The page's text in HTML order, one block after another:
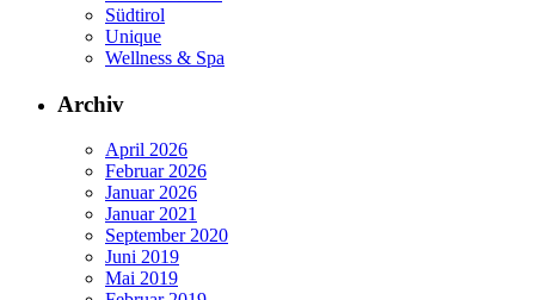
Südtirol
Unique
Wellness & Spa
Archiv
April 2026
Februar 2026
Januar 2026
Januar 2021
September 2020
Juni 2019
Mai 2019